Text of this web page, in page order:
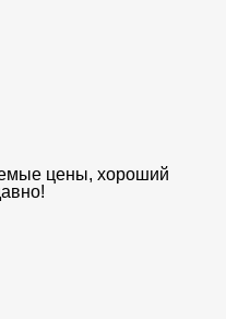
цены, хороший